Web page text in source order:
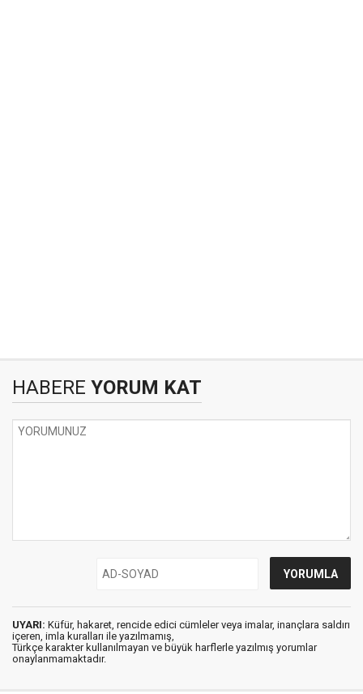
HABERE YORUM KAT
UYARI: Küfür, hakaret, rencide edici cümleler veya imalar, inançlara saldırı
içeren, imla kuralları ile yazılmamış,
Türkçe karakter kullanılmayan ve büyük harflerle yazılmış yorumlar
onaylanmamaktadır.